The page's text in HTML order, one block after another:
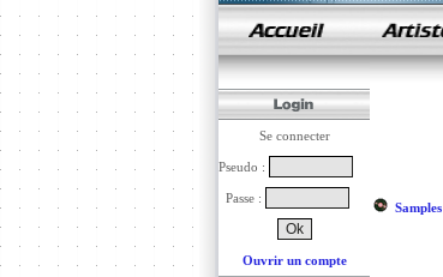
samples de rap
Se connecter
Pseudo :
Passe :
Ouvrir un compte
Samples